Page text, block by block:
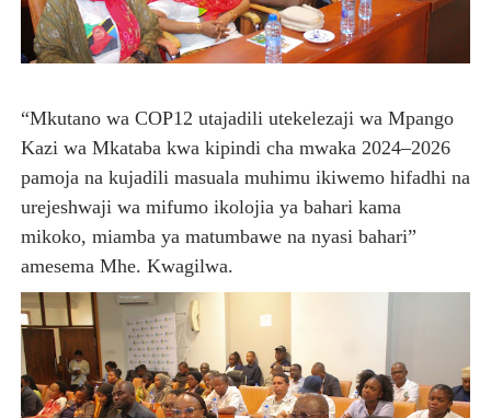
“Mkutano wa COP12 utajadili utekelezaji wa Mpango
Kazi wa Mkataba kwa kipindi cha mwaka 2024–2026
pamoja na kujadili masuala muhimu ikiwemo hifadhi na
urejeshwaji wa mifumo ikolojia ya bahari kama
mikoko, miamba ya matumbawe na nyasi bahari”
amesema Mhe. Kwagilwa.